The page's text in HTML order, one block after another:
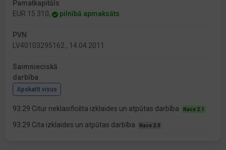
Pamatkapitāls
EUR 15 310,
pilnībā apmaksāts
PVN
LV40103295162 , 14.04.2011
Saimnieciskā
darbība
Apskatīt visus
93.29 Citur neklasificēta izklaides un atpūtas darbība Nace 2.1
93.29 Cita izklaides un atpūtas darbība Nace 2.0